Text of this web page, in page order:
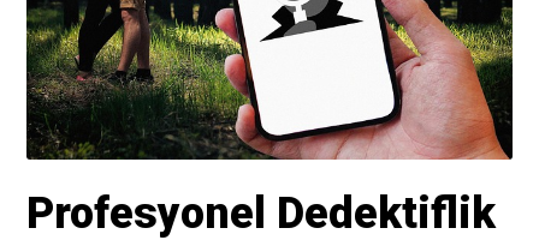
Profesyonel Dedektiflik